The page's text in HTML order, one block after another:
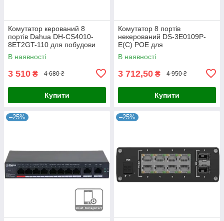
Комутатор керований 8
портів Dahua DH-CS4010-
8ET2GT-110 для побудови
мережі з PoE, 110 Вт,
10/100/1000M, робоча
В наявності
3 510 ₴ 4 680 ₴
Купити
Комутатор 8 портів
некерований DS-3E0109P-
E(C) POE для
відеоспостереження з
підтримкою PoE, 8x RJ45,
В наявності
3 712,50 ₴ 4 950 ₴
Купити
–25% –25%